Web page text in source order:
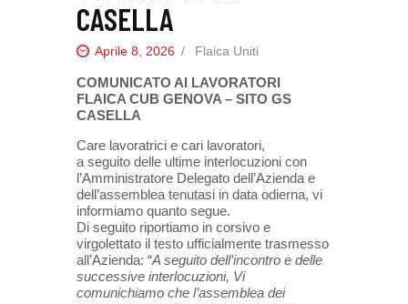
CASELLA
Aprile 8, 2026 Flaica Uniti
COMUNICATO AI LAVORATORI
FLAICA CUB GENOVA – SITO GS
CASELLA
Care lavoratrici e cari lavoratori,
a seguito delle ultime interlocuzioni con
l’Amministratore Delegato dell’Azienda e
dell’assemblea tenutasi in data odierna, vi
informiamo quanto segue.
Di seguito riportiamo in corsivo e
virgolettato il testo ufficialmente trasmesso
all’Azienda: “A seguito dell’incontro e delle
successive interlocuzioni, Vi
comunichiamo che l’assemblea dei